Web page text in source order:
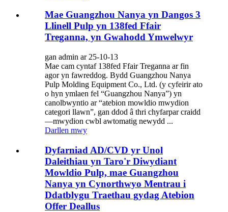
Mae Guangzhou Nanya yn Dangos 3
Llinell Pulp yn 138fed Ffair
Treganna, yn Gwahodd Ymwelwyr
gan admin ar 25-10-13
Mae cam cyntaf 138fed Ffair Treganna ar fin
agor yn fawreddog. Bydd Guangzhou Nanya
Pulp Molding Equipment Co., Ltd. (y cyfeirir ato
o hyn ymlaen fel “Guangzhou Nanya”) yn
canolbwyntio ar “atebion mowldio mwydion
categori llawn”, gan ddod â thri chyfarpar craidd
—mwydion cwbl awtomatig newydd ...
Darllen mwy
Dyfarniad AD/CVD yr Unol
Daleithiau yn Taro'r Diwydiant
Mowldio Pulp, mae Guangzhou
Nanya yn Cynorthwyo Mentrau i
Ddatblygu Traethau gydag Atebion
Offer Deallus